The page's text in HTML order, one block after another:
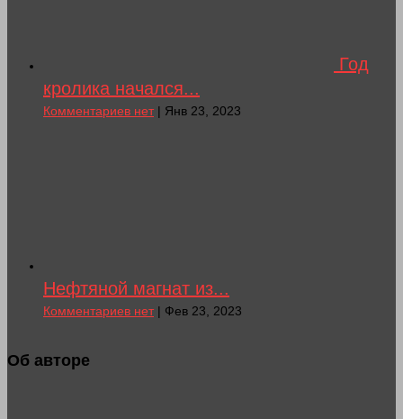
Год
кролика начался...
Комментариев нет| Янв 23, 2023
Нефтяной магнат из...
Комментариев нет| Фев 23, 2023
Об авторе